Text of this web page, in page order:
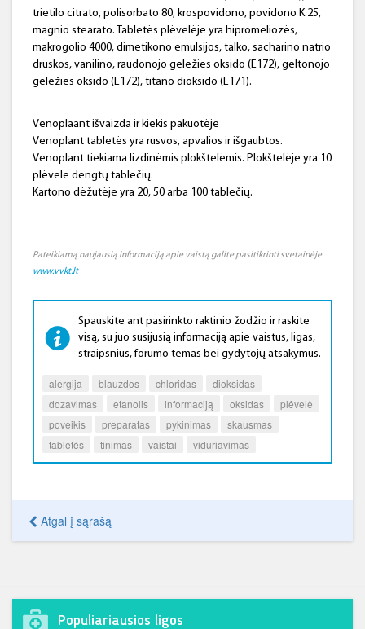
trietilo citrato, polisorbato 80, krospovidono, povidono K 25,
magnio stearato. Tabletės plėvelėje yra hipromeliozės,
makrogolio 4000, dimetikono emulsijos, talko, sacharino natrio
druskos, vanilino, raudonojo geležies oksido (E172), geltonojo
geležies oksido (E172), titano dioksido (E171).
Venoplaant išvaizda ir kiekis pakuotėje
Venoplant tabletės yra rusvos, apvalios ir išgaubtos.
Venoplant tiekiama lizdinėmis plokštelėmis. Plokštelėje yra 10
plėvele dengtų tablečių.
Kartono dėžutėje yra 20, 50 arba 100 tablečių.
Pateikiamą naujausią informaciją apie vaistą galite pasitikrinti svetainėje
www.vvkt.lt
Spauskite ant pasirinkto raktinio žodžio ir raskite
visą, su juo susijusią informaciją apie vaistus, ligas,
straipsnius, forumo temas bei gydytojų atsakymus.
alergija blauzdos chloridas
dioksidas
dozavimas
etanolis informaciją oksidas
plėvelė
poveikis
preparatas pykinimas
skausmas
tabletės
tinimas vaistai viduriavimas
Atgal į sąrašą
Populiariausios ligos